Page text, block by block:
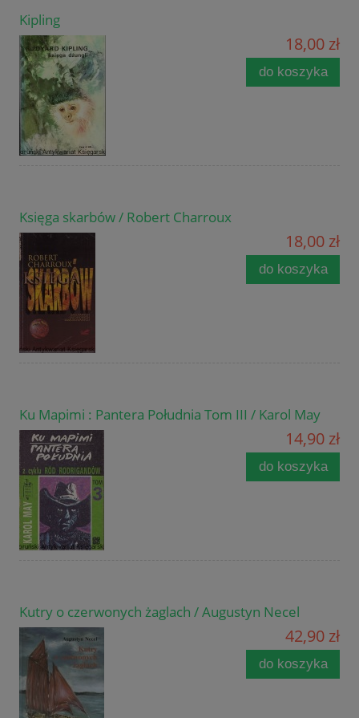
Kipling
18,00 zł
do koszyka
Księga skarbów / Robert Charroux
18,00 zł
do koszyka
Ku Mapimi : Pantera Południa Tom III / Karol May
14,90 zł
do koszyka
Kutry o czerwonych żaglach / Augustyn Necel
42,90 zł
do koszyka